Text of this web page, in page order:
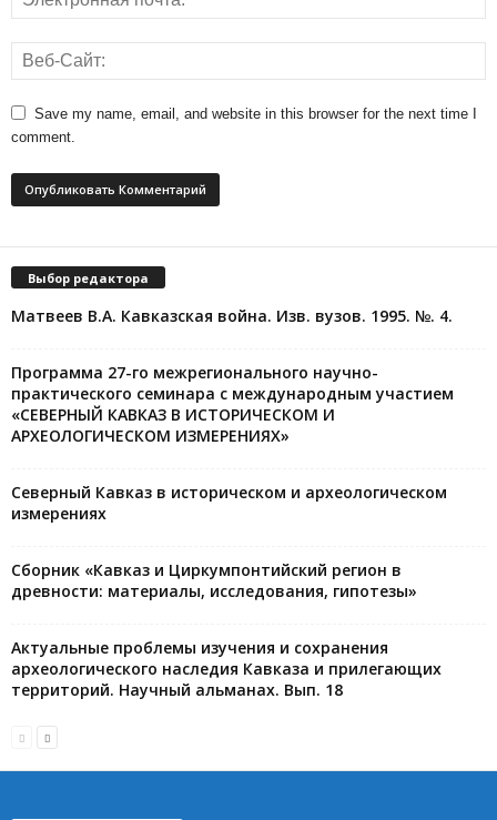
Save my name, email, and website in this browser for the next time I
comment.
Выбор редактора
Матвеев В.А. Кавказская война. Изв. вузов. 1995. №. 4.
Программа 27-го межрегионального научно-
практического семинара с международным участием
«СЕВЕРНЫЙ КАВКАЗ В ИСТОРИЧЕСКОМ И
АРХЕОЛОГИЧЕСКОМ ИЗМЕРЕНИЯХ»
Северный Кавказ в историческом и археологическом
измерениях
Сборник «Кавказ и Циркумпонтийский регион в
древности: материалы, исследования, гипотезы»
Актуальные проблемы изучения и сохранения
археологического наследия Кавказа и прилегающих
территорий. Научный альманах. Вып. 18